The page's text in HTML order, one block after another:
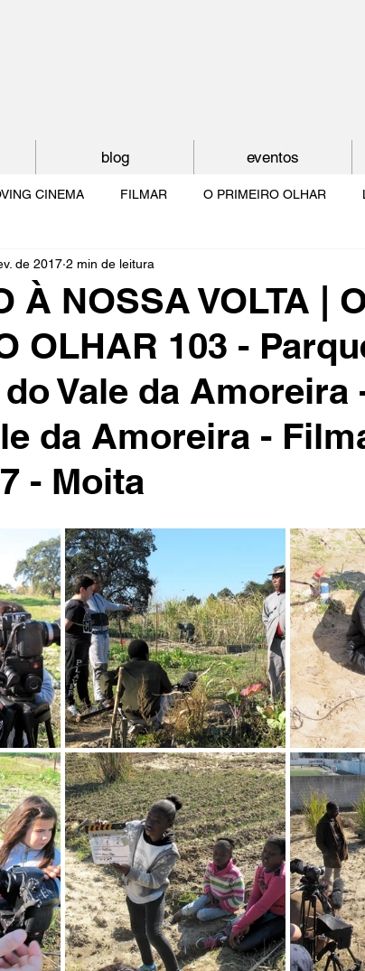
CINEMA FILMAR O PRIMEIRO OLHAR
O MUNDO À NOSSA VOLTA
POR DENTRO CRESCER COM O CINEMA
À NOSSA VOLTA |
OLHAR 103 -
Vale da Amoreira
da Amoreira -
- Moita
de 2017 2 min de leitura
blog eventos